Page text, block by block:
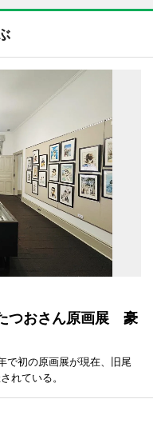
つおさん原画展 豪
で初の原画展が現在、旧尾
れている。